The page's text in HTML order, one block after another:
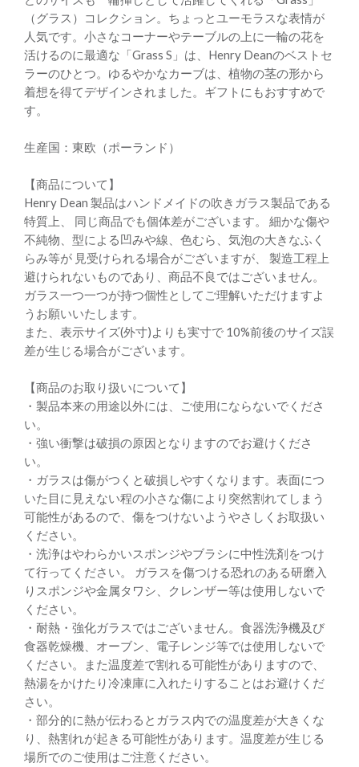
（グラス）コレクション。ちょっとユーモラスな表情が
人気です。小さなコーナーやテーブルの上に一輪の花を
活けるのに最適な「Grass S」は、Henry Deanのベストセ
ラーのひとつ。ゆるやかなカーブは、植物の茎の形から
着想を得てデザインされました。ギフトにもおすすめで
す。
生産国：東欧（ポーランド）
【商品について】
Henry Dean 製品はハンドメイドの吹きガラス製品である
特質上、 同じ商品でも個体差がございます。 細かな傷や
不純物、型による凹みや線、色むら、気泡の大きなふく
らみ等が 見受けられる場合がございますが、 製造工程上
避けられないものであり、商品不良ではございません。
ガラス一つ一つが持つ個性としてご理解いただけますよ
うお願いいたします。
また、表示サイズ(外寸)よりも実寸で 10%前後のサイズ誤
差が生じる場合がございます。
【商品のお取り扱いについて】
・製品本来の用途以外には、ご使用にならないでくださ
い。
・強い衝撃は破損の原因となりますのでお避けくださ
い。
・ガラスは傷がつくと破損しやすくなります。表面につ
いた目に見えない程の小さな傷により突然割れてしまう
可能性があるので、傷をつけないようやさしくお取扱い
ください。
・洗浄はやわらかいスポンジやブラシに中性洗剤をつけ
て行ってください。 ガラスを傷つける恐れのある研磨入
りスポンジや金属タワシ、クレンザー等は使用しないで
ください。
・耐熱・強化ガラスではございません。食器洗浄機及び
食器乾燥機、オーブン、電子レンジ等では使用しないで
ください。また温度差で割れる可能性がありますので、
熱湯をかけたり冷凍庫に入れたりすることはお避けくだ
さい。
・部分的に熱が伝わるとガラス内での温度差が大きくな
り、熱割れが起きる可能性があります。温度差が生じる
場所でのご使用はご注意ください。